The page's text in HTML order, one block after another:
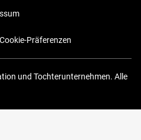
Cookie-Präferenzen
und Tochterunternehmen. Alle